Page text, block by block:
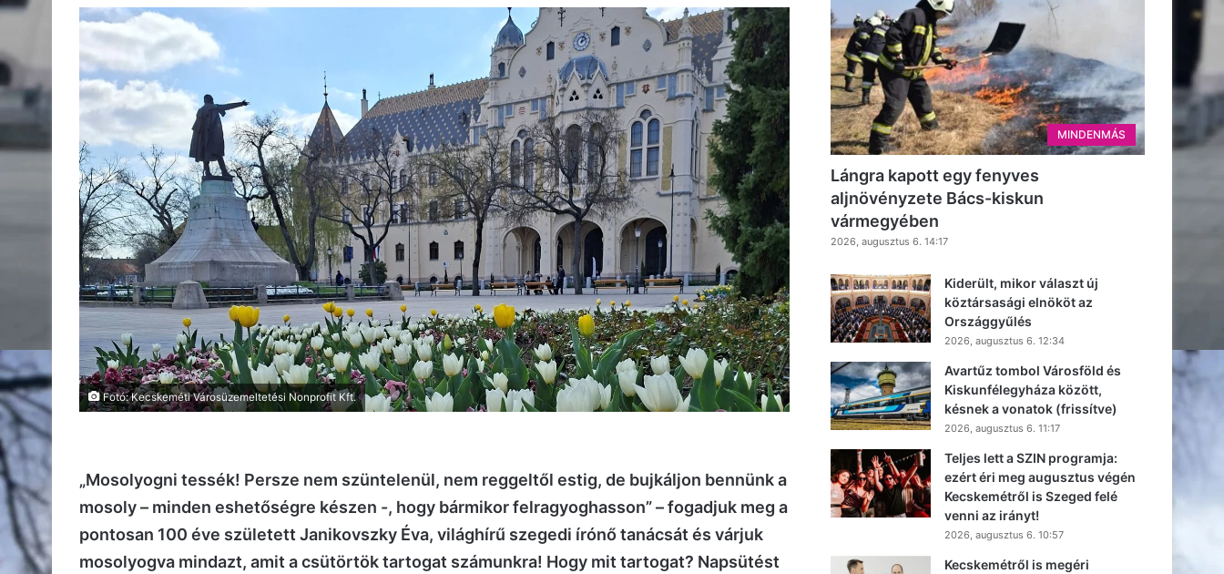
Fotó: Kecskeméti Városüzemeltetési Nonprofit Kft.
„Mosolyogni tessék! Persze nem szüntelenül, nem reggeltől estig, de bujkáljon bennünk a
mosoly – minden eshetőségre készen -, hogy bármikor felragyoghasson” – fogadjuk meg a
pontosan 100 éve született Janikovszky Éva, világhírű szegedi írónő tanácsát és várjuk
mosolyogva mindazt, amit a csütörtök tartogat számunkra! Hogy mit tartogat? Napsütést
MINDENMÁS
Lángra kapott egy fenyves
aljnövényzete Bács-kiskun
vármegyében
2026, augusztus 6. 14:17
Kiderült, mikor választ új
köztársasági elnököt az
Országgyűlés
2026, augusztus 6. 12:34
Avartűz tombol Városföld és
Kiskunfélegyháza között,
késnek a vonatok (frissítve)
2026, augusztus 6. 11:17
Teljes lett a SZIN programja:
ezért éri meg augusztus végén
Kecskemétről is Szeged felé
venni az irányt!
2026, augusztus 6. 10:57
Kecskemétről is megéri